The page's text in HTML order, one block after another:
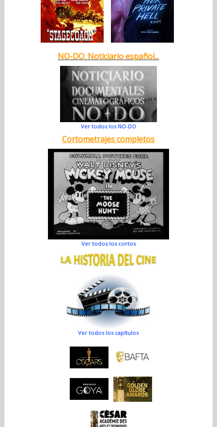
NO-DO. Noticiario español...
Ver todos los NO-DO
Cortometrajes completos
Ver todos los cortos
Ver todos los capítulos